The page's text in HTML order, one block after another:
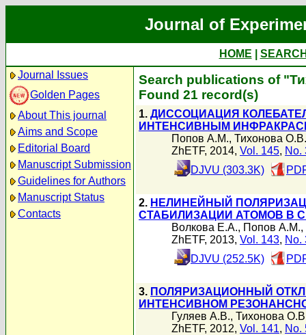
Journal of
HOME
Journal Issues
Golden Pages
About This journal
Aims and Scope
Editorial Board
Manuscript Submission
Guidelines for Authors
Manuscript Status
Contacts
Search publications of
Found 21 record(s)
1. ДИССОЦИАЦИЯ
ИНТЕНСИВНЫМ
Попов А.М., Тихонова О.В.
ZhETF, 2014, Vol. 145, No.
DJVU (303.3K)
2. НЕЛИНЕЙНЫЙ
СТАБИЛИЗАЦИИ АТОМОВ В
Волкова Е.А., Попов А.М.,
ZhETF, 2013, Vol. 143, No.
DJVU (252.5K)
3. ПОЛЯРИЗАЦИОННЫЙ
ИНТЕНСИВНОМ
Гуляев А.В., Тихонова
ZhETF, 2012, Vol. 141, No.